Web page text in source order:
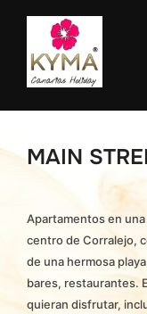
Saltar
contenido
MAIN
Apartamentos en
centro de Corralejo,
de una hermosa
bares, restaurantes.
quieran disfrutar,